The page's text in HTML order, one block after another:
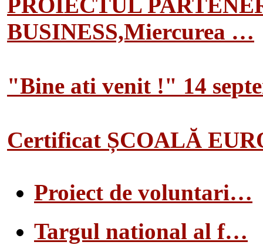
PROIECTUL
BUSINESS,Miercurea …
"Bine ati venit !" 14
Certificat ȘCOALĂ
Proiect de voluntari…
Targul national al f…